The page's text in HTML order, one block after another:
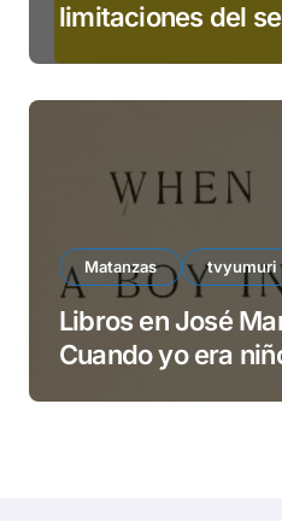
limitaciones del
Matanzas tvyumuri
Libros en José
Cuando yo era